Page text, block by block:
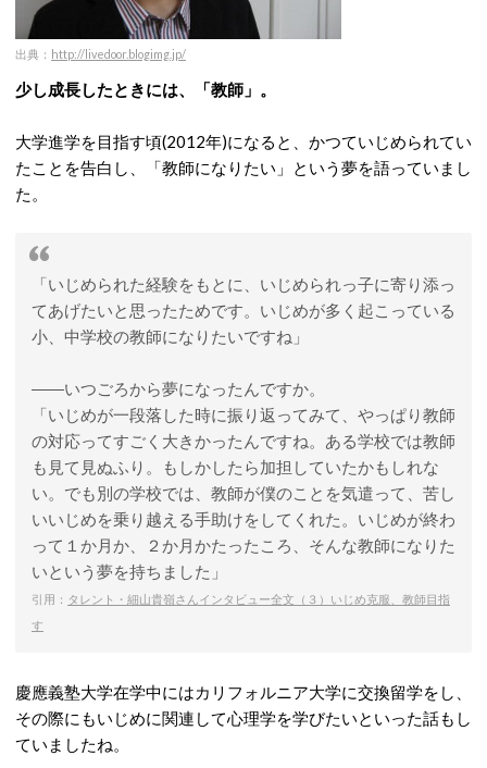
出典： http://livedoor.blogimg.jp/
少し成長したときには、「教師」。
大学進学を目指す頃(2012年)になると、かつていじめられてい
たことを告白し、「教師になりたい」という夢を語っていまし
た。
「いじめられた経験をもとに、いじめられっ子に寄り添っ
てあげたいと思ったためです。いじめが多く起こっている
小、中学校の教師になりたいですね」
――いつごろから夢になったんですか。
「いじめが一段落した時に振り返ってみて、やっぱり教師
の対応ってすごく大きかったんですね。ある学校では教師
も見て見ぬふり。もしかしたら加担していたかもしれな
い。でも別の学校では、教師が僕のことを気遣って、苦し
いいじめを乗り越える手助けをしてくれた。いじめが終わ
って１か月か、２か月かたったころ、そんな教師になりた
いという夢を持ちました」
引用： タレント・細山貴嶺さんインタビュー全文（３）いじめ克服、教師目指
す
慶應義塾大学在学中にはカリフォルニア大学に交換留学をし、
その際にもいじめに関連して心理学を学びたいといった話もし
ていましたね。